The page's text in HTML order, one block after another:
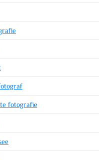
fotografie